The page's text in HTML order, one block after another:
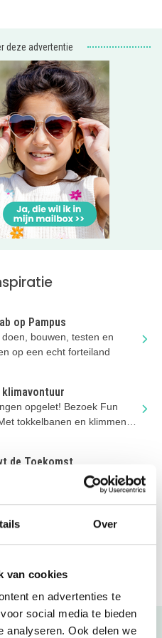
Over
van cookies
en advertenties te
social media te bieden
analyseren. Ook delen we
deze advertentie
op Pampus
doen, bouwen, testen en
op een echt forteiland
opgelet! Bezoek Fun
tokkelbanen en klimmen
de Toekomst
theater en toffe doe-
voor kinderen op het Bouw
in Harderwijk.
wateractiviteiten bij Het
zomervakantie vieren bij Het
doen!